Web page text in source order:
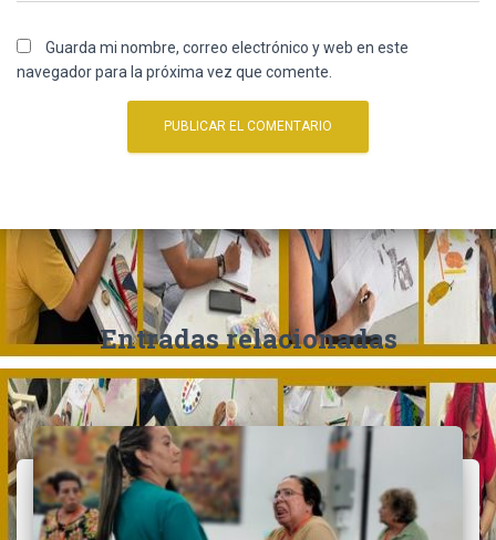
Guarda mi nombre, correo electrónico y web en este
navegador para la próxima vez que comente.
Entradas relacionadas